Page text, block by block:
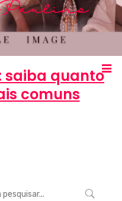
saiba quanto
comuns